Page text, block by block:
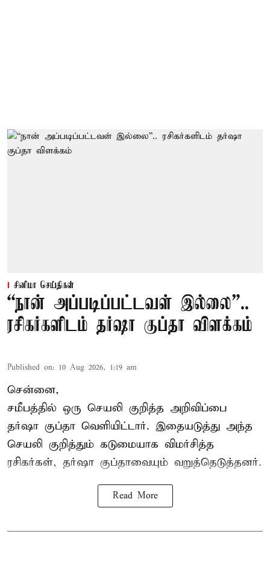
சினிமா செய்திகள்
“நான் அப்படிப்பட்டவள் இல்லை”..
ரசிகர்களிடம் தர்ஷா குப்தா விளக்கம்
Published on: 10 Aug 2026, 1:19 am
சென்னை,
சமீபத்தில் ஒரு செயலி குறித்த அறிவிப்பை
தர்ஷா குப்தா வெளியிட்டார். இதையடுத்து அந்த
செயலி குறித்தும் கடுமையாக விமர்சித்த
ரசிகர்கள், தர்ஷா குப்தாவையும் வறுத்தெடுத்தனர்.
Read More